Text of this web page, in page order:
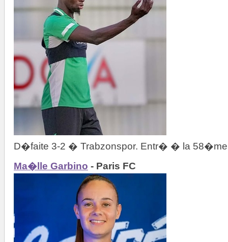
D�faite 3-2 � Trabzonspor. Entr� � la
Ma�lle Garbino - Paris FC